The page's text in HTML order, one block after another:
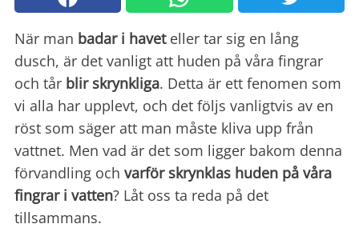
När man badar i haveteller tar sig en lång
dusch, är det vanligt att huden på våra fingrar
och tår blir skrynkliga. Detta är ett fenomen som
vi alla har upplevt, och det följs vanligtvis av en
röst som säger att man måste kliva upp från
vattnet. Men vad är det som ligger bakom denna
förvandling och varför skrynklas huden på våra
fingrar i vatten? Låt oss ta reda på det
tillsammans.